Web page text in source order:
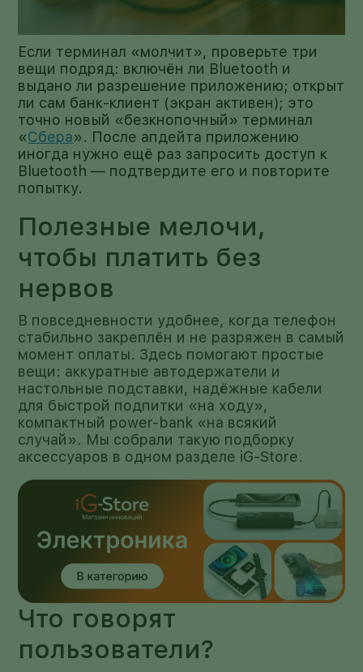
Если терминал «молчит», проверьте три
вещи подряд: включён ли Bluetooth и
выдано ли разрешение приложению; открыт
ли сам банк-клиент (экран активен); это
точно новый «безкнопочный» терминал
«Сбера». После апдейта приложению
иногда нужно ещё раз запросить доступ к
Bluetooth — подтвердите его и повторите
попытку.
Полезные мелочи,
чтобы платить без
нервов
В повседневности удобнее, когда телефон
стабильно закреплён и не разряжен в самый
момент оплаты. Здесь помогают простые
вещи: аккуратные автодержатели и
настольные подставки, надёжные кабели
для быстрой подпитки «на ходу»,
компактный power-bank «на всякий
случай». Мы собрали такую подборку
аксессуаров в одном разделе iG-Store.
Что говорят
пользователи?